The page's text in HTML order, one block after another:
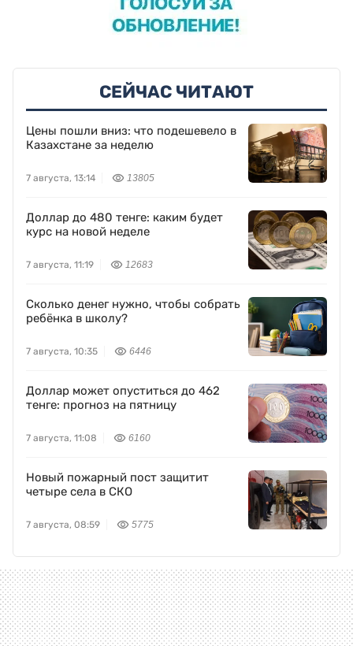
СЕЙЧАС ЧИТАЮТ
Цены пошли вниз: что подешевело в
Казахстане за неделю
7 августа, 13:14 13805
Доллар до 480 тенге: каким будет
курс на новой неделе
7 августа, 11:19 12683
Сколько денег нужно, чтобы собрать
ребёнка в школу?
7 августа, 10:35 6446
Доллар может опуститься до 462
тенге: прогноз на пятницу
7 августа, 11:08 6160
Новый пожарный пост защитит
четыре села в СКО
7 августа, 08:59 5775